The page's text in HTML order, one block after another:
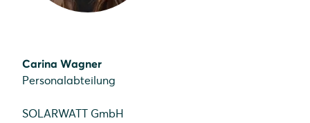
Carina Wagner
Personalabteilung
SOLARWATT GmbH